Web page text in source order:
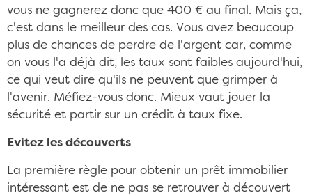
vous ne gagnerez donc que 400 € au final. Mais ça,
c'est dans le meilleur des cas. Vous avez beaucoup
plus de chances de perdre de l'argent car, comme
on vous l'a déjà dit, les taux sont faibles aujourd'hui,
ce qui veut dire qu'ils ne peuvent que grimper à
l'avenir. Méfiez-vous donc. Mieux vaut jouer la
sécurité et partir sur un crédit à taux fixe.
Evitez les découverts
La première règle pour obtenir un prêt immobilier
intéressant est de ne pas se retrouver à découvert